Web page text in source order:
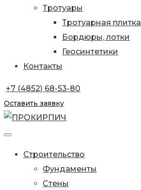
Тротуары
Тротуарная плитка
Бордюры, лотки
Геосинтетики
Контакты
+7 (4852) 68-53-80
Оставить заявку
Строительство
Фундаменты
Стены